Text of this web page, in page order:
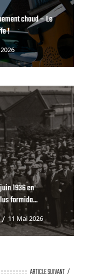
chaud – Le
!
1936 en
formida...
11 Mai 2026